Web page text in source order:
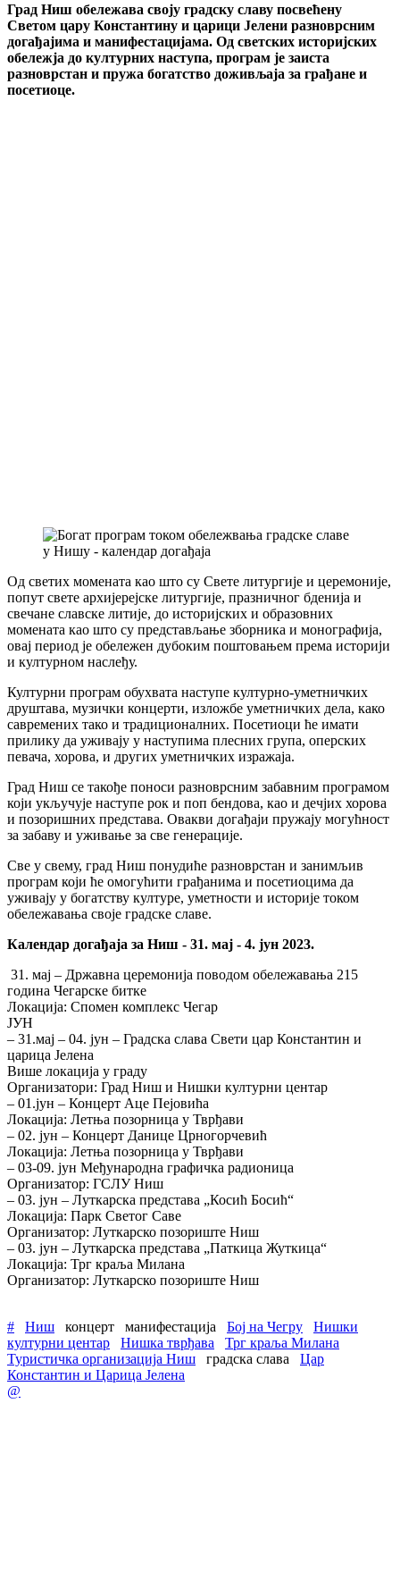
Град Ниш обележава своју градску славу посвећену
Светом цару Константину и царици Јелени разноврсним
догађајима и манифестацијама. Од светских историјских
обележја до културних наступа, програм је заиста
разноврстан и пружа богатство доживљаја за грађане и
посетиоце.
Од светих момената као што су Свете литургије и церемоније,
попут свете архијерејске литургије, празничног бденија и
свечане славске литије, до историјских и образовних
момената као што су представљање зборника и монографија,
овај период је обележен дубоким поштовањем према историји
и културном наслеђу.
Културни програм обухвата наступе културно-уметничких
друштава, музички концерти, изложбе уметничких дела, како
савремених тако и традиционалних. Посетиоци ће имати
прилику да уживају у наступима плесних група, оперских
певача, хорова, и других уметничких изражаја.
Град Ниш се такође поноси разноврсним забавним програмом
који укључује наступе рок и поп бендова, као и дечјих хорова
и позоришних представа. Овакви догађаји пружају могућност
за забаву и уживање за све генерације.
Све у свему, град Ниш понудиће разноврстан и занимљив
програм који ће омогућити грађанима и посетиоцима да
уживају у богатству културе, уметности и историје током
обележавања своје градске славе.
Календар догађаја за Ниш - 31. мај - 4. јун 2023.
31. мај – Државна церемонија поводом обележавања 215
година Чегарске битке
Локација: Спомен комплекс Чегар
ЈУН
– 31.мај – 04. јун – Градска слава Свети цар Константин и
царица Јелена
Више локација у граду
Организатори: Град Ниш и Нишки културни центар
– 01.јун – Концерт Аце Пејовића
Локација: Летња позорница у Тврђави
– 02. јун – Концерт Данице Црногорчевић
Локација: Летња позорница у Тврђави
– 03-09. јун Међународна графичка радионица
Организатор: ГСЛУ Ниш
– 03. јун – Луткарска представа „Косић Босић“
Локација: Парк Светог Саве
Организатор: Луткарско позориште Ниш
– 03. јун – Луткарска представа „Паткица Жуткица“
Локација: Трг краља Милана
Организатор: Луткарско позориште Ниш
# Ниш концерт манифестација Бој на Чегру
Нишки
културни центар
Нишка тврђава
Трг краља Милана
Туристичка организација Ниш
градска слава
Цар
Константин и Царица Јелена
@